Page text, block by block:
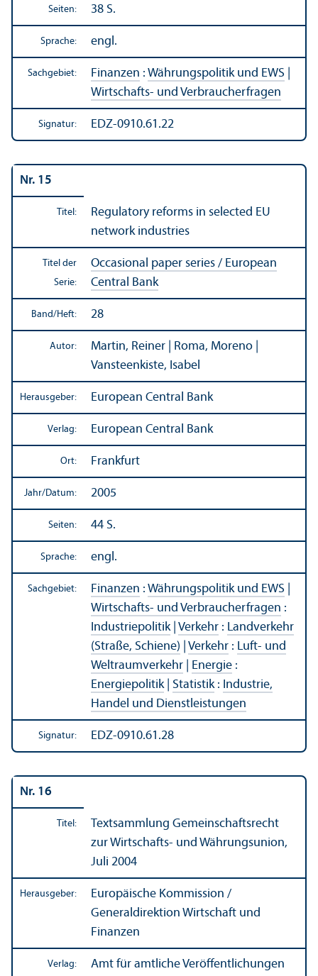
Seiten: 38 S.
Sprache: engl.
Sachgebiet: Finanzen : Währungs­politik und EWS
Wirtschafts- und Verbraucherfragen
Signatur: EDZ-0910.61.22
Nr. 15
Titel:
Regulatory reforms in selected EU
network industries
Titel der
Serie:
Occasional paper series / European
Central Bank
Band/Heft: 28
Autor:
Martin, Reiner | Roma, Moreno |
Vansteenkiste, Isabel
Herausgeber: European Central Bank
Verlag: European Central Bank
Ort: Frankfurt
Jahr/Datum: 2005
Seiten: 44 S.
Sprache: engl.
Sachgebiet: Finanzen : Währungs­politik und EWS
Wirtschafts- und Verbraucherfragen :
Industriepolitik| Verkehr : Landverkehr
(Straße, Schiene)
Verkehr : Luft- und
Weltraumverkehr
Energie :
Energiepolitik| Statistik: Industrie,
Handel und Dienstleistungen
Signatur: EDZ-0910.61.28
Nr. 16
Titel:
Textsammlung Gemeinschafts­recht
zur Wirtschafts- und Währungs­union,
Juli 2004
Herausgeber:
Europäische Kommission /
Generaldirektion Wirtschaft und
Finanzen
Verlag:
Amt für amtliche Veröffentlichungen